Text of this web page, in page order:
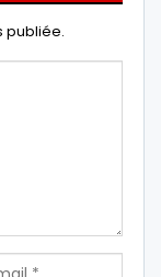
publiée.